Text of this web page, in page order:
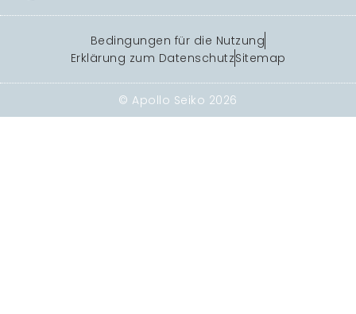
Bedingungen für die Nutzung
Erklärung zum DatenschutzSitemap
© Apollo Seiko 2026